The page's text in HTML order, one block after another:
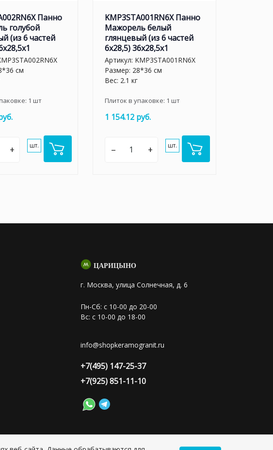
Панно
голубой
(из 6 частей
см
1 шт
+ шт.
KMP3STA001RN6X Панно
Мажорель белый
глянцевый (из 6 частей
6х28,5) 36x28,5x1
Артикул: KMP3STA001RN6X
Размер: 28*36 см
Вес: 2.1 кг
Плиток в упаковке: 1 шт
1 154.12 руб.
– + шт.
ЦАРИЦЫНО
г. Москва, улица Солнечная, д. 6
Пн-Сб: с 10-00 до 20-00
Вс: с 10-00 до 18-00
info@shopkeramogranit.ru
+7(495) 147-25-37
+7(925) 851-11-10